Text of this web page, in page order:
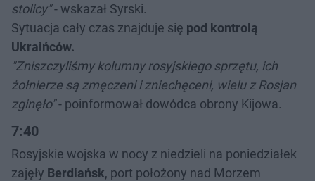
stolicy"- wskazał Syrski.
Sytuacja cały czas znajduje się pod kontrolą
Ukraińców.
"Zniszczyliśmy kolumny rosyjskiego sprzętu, ich
żołnierze są zmęczeni i zniechęceni, wielu z Rosjan
zginęło"- poinformował dowódca obrony Kijowa.
7:40
Rosyjskie wojska w nocy z niedzieli na poniedziałek
zajęły Berdiańsk, port położony nad Morzem